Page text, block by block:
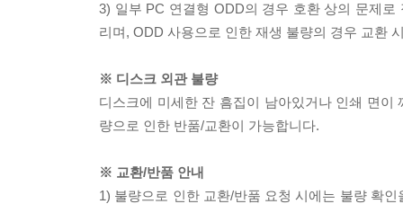
3) 일부 PC 연결형 ODD의 경우 호환 상의 문제
리며, ODD 사용으로 인한 재생 불량의 경우 교환
※ 디스크 외관 불량
디스크에 미세한 잔 흠집이 남아있거나 인쇄 면
량으로 인한 반품/교환이 가능합니다.
※ 교환/반품 안내
1) 불량으로 인한 교환/반품 요청 시에는 불량 확